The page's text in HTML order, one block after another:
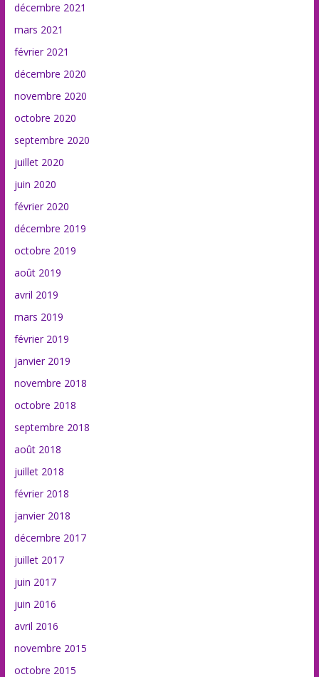
décembre 2021
mars 2021
février 2021
décembre 2020
novembre 2020
octobre 2020
septembre 2020
juillet 2020
juin 2020
février 2020
décembre 2019
octobre 2019
août 2019
avril 2019
mars 2019
février 2019
janvier 2019
novembre 2018
octobre 2018
septembre 2018
août 2018
juillet 2018
février 2018
janvier 2018
décembre 2017
juillet 2017
juin 2017
juin 2016
avril 2016
novembre 2015
octobre 2015